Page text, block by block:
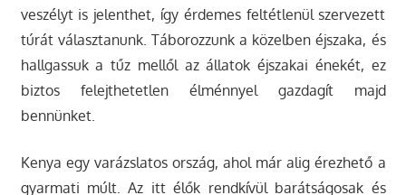
veszélyt is jelenthet, így érdemes feltétlenül szervezett
túrát választanunk. Táborozzunk a közelben éjszaka, és
hallgassuk a tűz mellől az állatok éjszakai énekét, ez
biztos felejthetetlen élménnyel gazdagít majd
bennünket.
Kenya egy varázslatos ország, ahol már alig érezhető a
gyarmati múlt. Az itt élők rendkívül barátságosak és